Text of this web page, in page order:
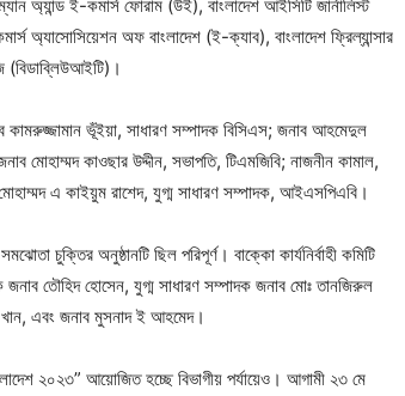
অ্যান্ড ই-কমার্স ফোরাম (উই), বাংলাদেশ আইসিটি জার্নালিস্ট
অ্যাসোসিয়েশন অফ বাংলাদেশ (ই-ক্যাব), বাংলাদেশ ফ্রিল্যান্সার
(বিডাব্লিউআইটি)।
কামরুজ্জামান ভূঁইয়া, সাধারণ সম্পাদক বিসিএস; জনাব আহমেদুল
মোহাম্মদ কাওছার উদ্দীন, সভাপতি, টিএমজিবি; নাজনীন কামাল,
এ কাইয়ুম রাশেদ, যুগ্ম সাধারণ সম্পাদক, আইএসপিএবি।
চুক্তির অনুষ্ঠানটি ছিল পরিপূর্ণ। বাক্কো কার্যনির্বাহী কমিটি
তৌহিদ হোসেন, যুগ্ম সাধারণ সম্পাদক জনাব মোঃ তানজিরুল
এবং জনাব মুসনাদ ই আহমেদ।
২০২৩” আয়োজিত হচ্ছে বিভাগীয় পর্যায়েও। আগামী ২৩ মে